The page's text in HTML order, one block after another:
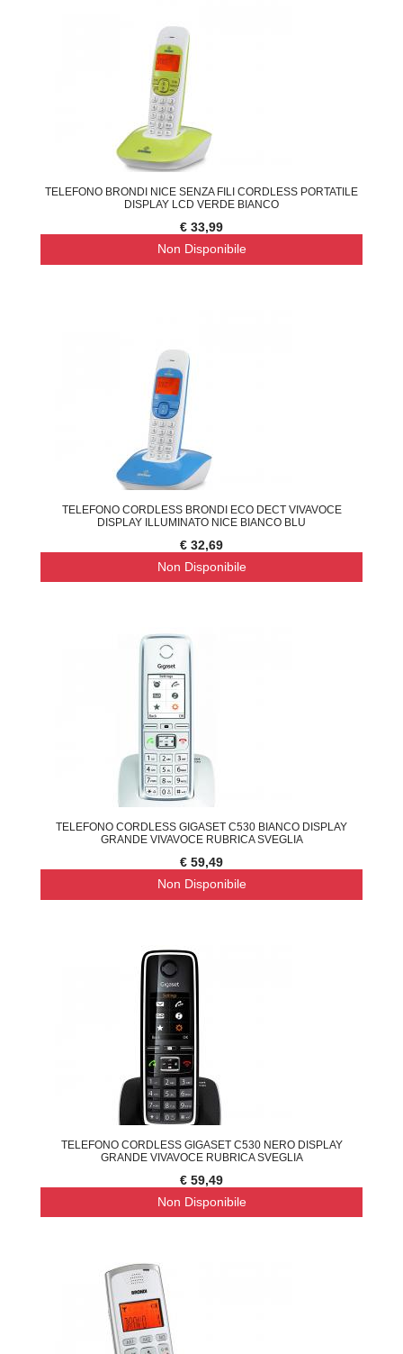
TELEFONO BRONDI NICE SENZA FILI CORDLESS PORTATILE
DISPLAY LCD VERDE BIANCO
€ 33,99
Non Disponibile
TELEFONO CORDLESS BRONDI ECO DECT VIVAVOCE
DISPLAY ILLUMINATO NICE BIANCO BLU
€ 32,69
Non Disponibile
TELEFONO CORDLESS GIGASET C530 BIANCO DISPLAY
GRANDE VIVAVOCE RUBRICA SVEGLIA
€ 59,49
Non Disponibile
TELEFONO CORDLESS GIGASET C530 NERO DISPLAY
GRANDE VIVAVOCE RUBRICA SVEGLIA
€ 59,49
Non Disponibile